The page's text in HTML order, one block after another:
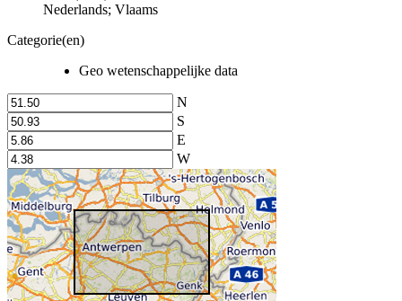
Nederlands; Vlaams
Categorie(en)
Geo wetenschappelijke data
N
S
E
W